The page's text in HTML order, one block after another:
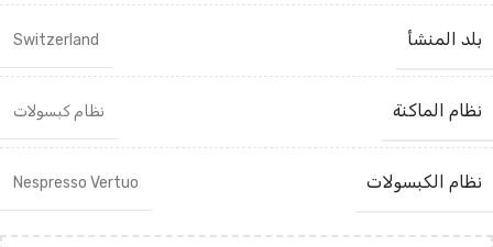
بلد المنشأ Switzerland
نظام الماكنة نظام كبسولات
نظام الكبسولات Nespresso Vertuo